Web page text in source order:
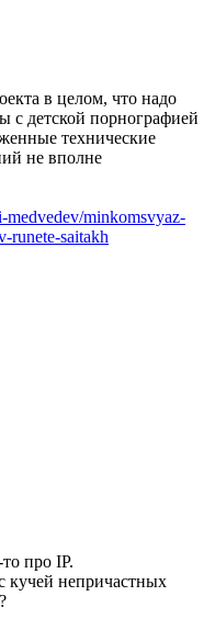
в целом, что надо
с детской порнографией
технические
не вполне
minkomsvyaz-
runete-saitakh
про IP.
кучей непричастных